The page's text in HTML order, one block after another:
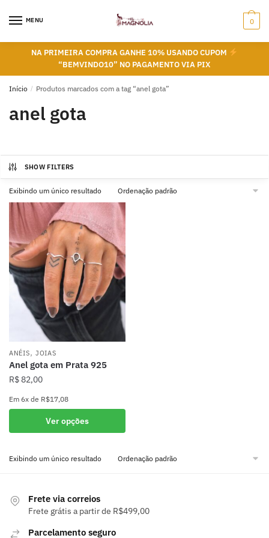
MENU 0
NA PRIMEIRA COMPRA GANHE 10% USANDO CUPOM
“BEMVINDO10” NO PAGAMENTO VIA PIX
Início / Produtos marcados com a tag “anel gota”
anel gota
SHOW FILTERS
Exibindo um único resultado
ANÉIS, JOIAS
Anel gota em Prata 925
R$82,00
Em 6x de R$17,08
Ver opções
produto
várias
opções
ser
Exibindo um único resultado
Frete via correios
Frete grátis a partir de R$499,00
Parcelamento seguro